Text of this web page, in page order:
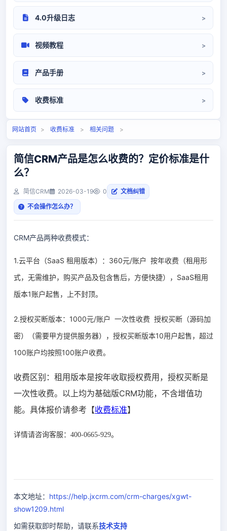
4.0升级日志
视频教程
产品手册
收费标准
相关问题 定价标准
网站首页 > 收费标准 > 相关问题 >
简信CRM产品是怎么收费的？定价标准是什
么？
简信CRM 2026-03-19 0
文档纠错
不会操作怎么办？
CRM产品两种收费模式：
1.云平台 （SaaS 租用版本）：360元/账户 按年收费（租用形
式，无需维护，购买产品及包含售后，方便快捷）， SaaS租用
版本1账户起售，上不封顶。
2.授权买断版本：1000元/账户 一次性收费 授权买断（源码加
密）
（需要甲方提供服务器）， 授权买断版本10用户起售，超过
100账户均按照100账户收费。
收费区别：租用版本是按年收取授权费用，授权买断是
一次性收费。以上均为基础版CRM功能，不含增值功
能。具体报价请参考【收费标准】
详情请咨询客服：400-0665-929。
本文地址： https://help.jxcrm.com/crm-charges/xgwt-
show1209.html
如需获取即时帮助，请联系技术支持